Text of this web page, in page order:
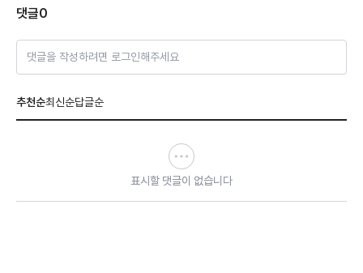
댓글0
댓글을 작성하려면 로그인해주세요
추천순최신순답글순
표시할 댓글이 없습니다